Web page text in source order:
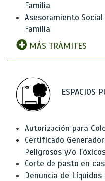
Familia
Asesoramiento
Familia
MÁS TRÁMITES
ESPACIOS
Autorización para
Certificado
Peligrosos y/o Tóxicos
Corte de pasto en
Denuncia de Líquidos